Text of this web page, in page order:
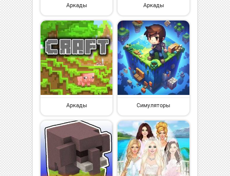
Аркады Аркады
Аркады Симуляторы